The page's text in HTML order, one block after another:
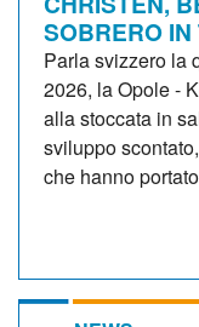
SOBRERO IN
Parla svizzero la
2026, la Opole -
alla stoccata in
sviluppo
che hanno